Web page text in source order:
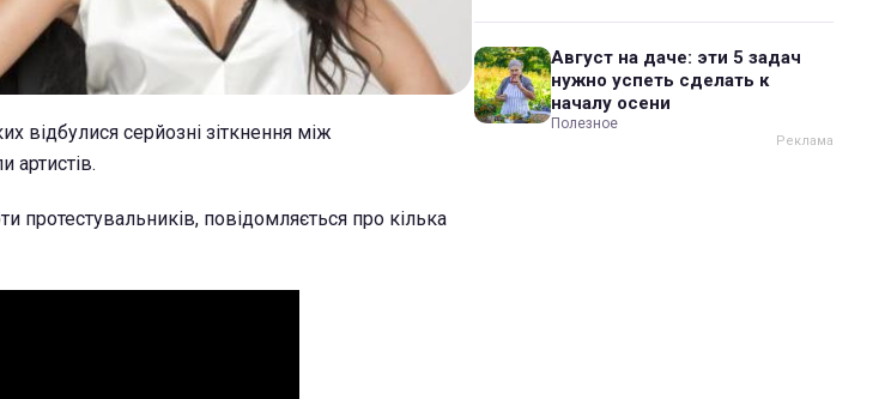
відбулися серйозні зіткнення між
артистів.
протестувальників, повідомляється про кілька
Август на даче: эти 5 задач
нужно успеть сделать к
началу осени
Полезное